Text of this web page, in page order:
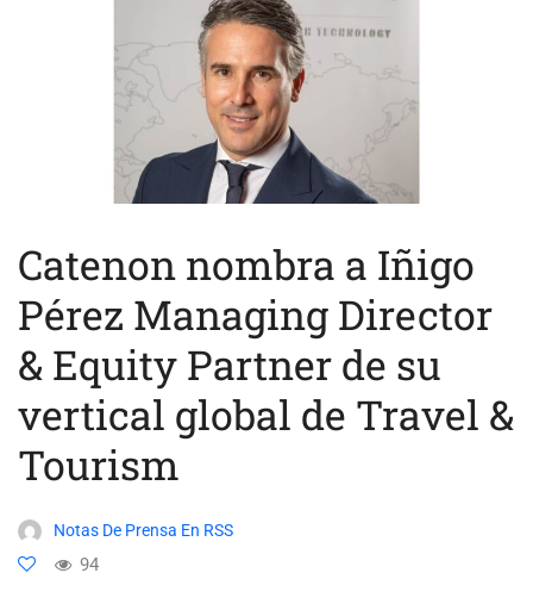
Catenon nombra a Iñigo
Pérez Managing Director
& Equity Partner de su
vertical global de Travel &
Tourism
Notas De Prensa En RSS
94